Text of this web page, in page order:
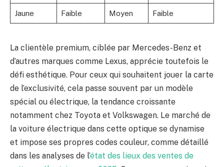
Jaune Faible Moyen Faible
La clientèle premium, ciblée par Mercedes-Benz et
d’autres marques comme Lexus, apprécie toutefois le
défi esthétique. Pour ceux qui souhaitent jouer la carte
de l’exclusivité, cela passe souvent par un modèle
spécial ou électrique, la tendance croissante
notamment chez Toyota et Volkswagen. Le marché de
la voiture électrique dans cette optique se dynamise
et impose ses propres codes couleur, comme détaillé
dans les analyses de l’état des lieux des ventes de